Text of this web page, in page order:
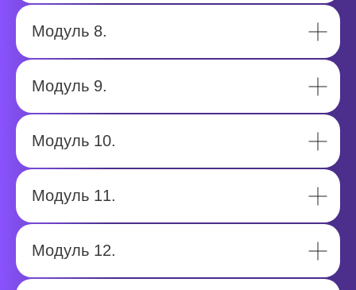
Модуль 8.
Модуль 9.
Модуль 10.
Модуль 11.
Модуль 12.